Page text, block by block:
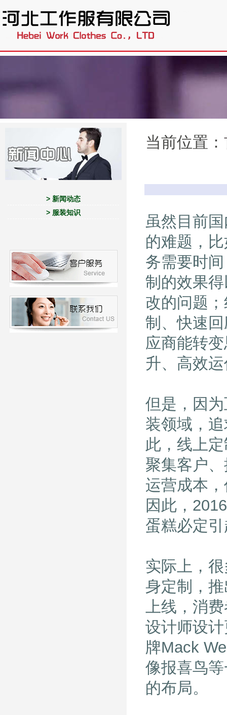
> 新闻动态
> 服装知识
当前位置：
虽然目前
的难题，
务需要时
制的效果
改的问题
制、快速
应商能转
升、高效
但是，因
装领域，
此，线上
聚集客户
运营成本
因此，
蛋糕必定
实际上，
身定制，
上线，消
设计师设
牌Mack
像报喜鸟
的布局。